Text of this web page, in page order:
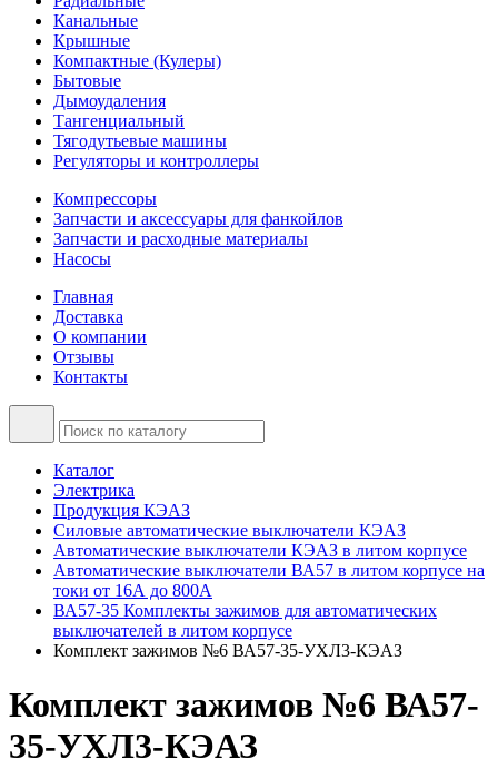
Канальные
Крышные
Компактные (Кулеры)
Бытовые
Дымоудаления
Тангенциальный
Тягодутьевые машины
Регуляторы и контроллеры
Компрессоры
Запчасти и аксессуары для фанкойлов
Запчасти и расходные материалы
Насосы
Главная
Доставка
О компании
Отзывы
Контакты
Каталог
Электрика
Продукция КЭАЗ
Силовые автоматические выключатели КЭАЗ
Автоматические выключатели КЭАЗ в литом корпусе
Автоматические выключатели ВА57 в литом корпусе на
токи от 16А до 800А
ВА57-35 Комплекты зажимов для автоматических
выключателей в литом корпусе
Комплект зажимов №6 ВА57-35-УХЛ3-КЭАЗ
Комплект зажимов №6 ВА57-
35-УХЛ3-КЭАЗ